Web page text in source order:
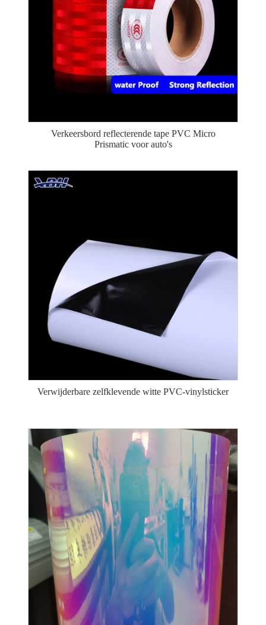
Verkeersbord reflecterende tape PVC Micro
Prismatic voor auto's
Verwijderbare zelfklevende witte PVC-vinylsticker